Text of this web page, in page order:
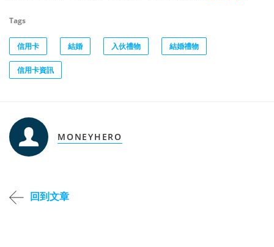
Tags
信用卡 結婚 入伙禮物 結婚禮物
信用卡資訊
MONEYHERO
回到文章